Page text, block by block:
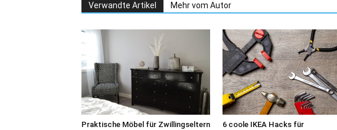
Verwandte Artikel Mehr vom Autor
Praktische Möbel für Zwillingseltern
6 coole IKEA Hacks für